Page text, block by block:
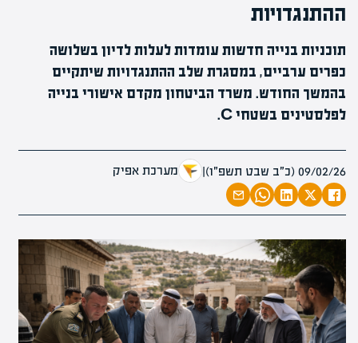
ההתנגדויות
תוכניות בנייה חדשות עומדות לעלות לדיון בשלושה
כפרים ערביים, במסגרת שלב ההתנגדויות שיתקיים
בהמשך החודש. משרד הביטחון מקדם אישורי בנייה
לפלסטינים בשטחי C.
09/02/26 (כ״ב שבט תשפ״ו) | מערכת אפיק